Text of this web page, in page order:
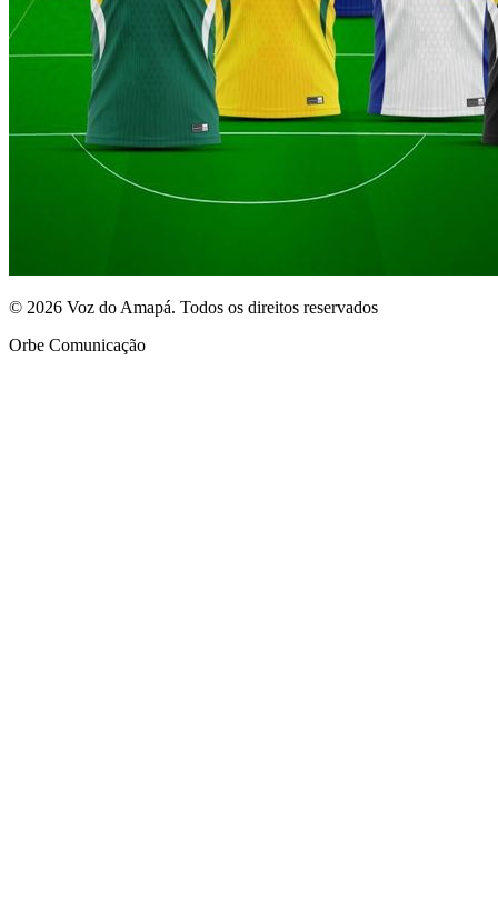
© 2026 Voz do Amapá. Todos os direitos reservados
Orbe Comunicação